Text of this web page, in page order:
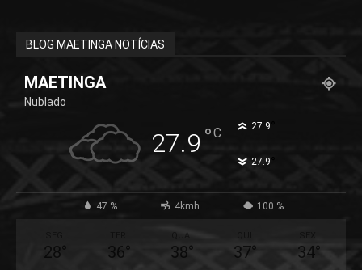
BLOG MAETINGA NOTÍCIAS
MAETINGA
Nublado
27.9 °C 27.9
27.9
47 % 4kmh 100 %
28° 36°
QUA
38° 37° 34°